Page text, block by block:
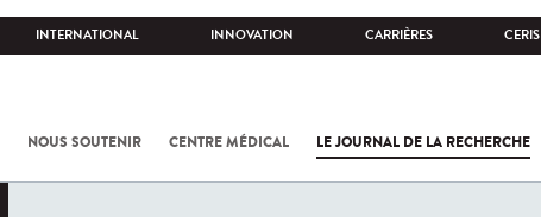
INTERNATIONAL INNOVATION CARRIÈRES CERIS
NOUS SOUTENIR CENTRE MÉDICAL LE JOURNAL DE LA RECHERCHE